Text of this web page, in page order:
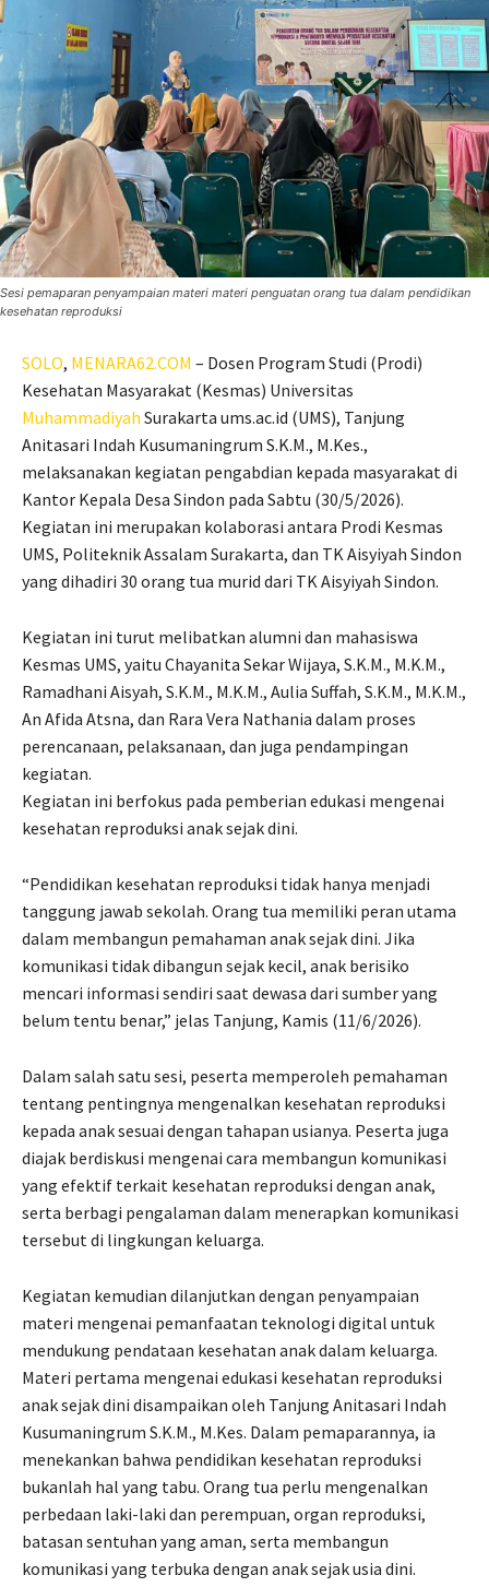
Sesi pemaparan penyampaian materi materi penguatan orang tua dalam pendidikan
kesehatan reproduksi
SOLO, MENARA62.COM – Dosen Program Studi (Prodi)
Kesehatan Masyarakat (Kesmas) Universitas
Muhammadiyah Surakarta ums.ac.id (UMS), Tanjung
Anitasari Indah Kusumaningrum S.K.M., M.Kes.,
melaksanakan kegiatan pengabdian kepada masyarakat di
Kantor Kepala Desa Sindon pada Sabtu (30/5/2026).
Kegiatan ini merupakan kolaborasi antara Prodi Kesmas
UMS, Politeknik Assalam Surakarta, dan TK Aisyiyah Sindon
yang dihadiri 30 orang tua murid dari TK Aisyiyah Sindon.
Kegiatan ini turut melibatkan alumni dan mahasiswa
Kesmas UMS, yaitu Chayanita Sekar Wijaya, S.K.M., M.K.M.,
Ramadhani Aisyah, S.K.M., M.K.M., Aulia Suffah, S.K.M., M.K.M.,
An Afida Atsna, dan Rara Vera Nathania dalam proses
perencanaan, pelaksanaan, dan juga pendampingan
kegiatan.
Kegiatan ini berfokus pada pemberian edukasi mengenai
kesehatan reproduksi anak sejak dini.
“Pendidikan kesehatan reproduksi tidak hanya menjadi
tanggung jawab sekolah. Orang tua memiliki peran utama
dalam membangun pemahaman anak sejak dini. Jika
komunikasi tidak dibangun sejak kecil, anak berisiko
mencari informasi sendiri saat dewasa dari sumber yang
belum tentu benar,” jelas Tanjung, Kamis (11/6/2026).
Dalam salah satu sesi, peserta memperoleh pemahaman
tentang pentingnya mengenalkan kesehatan reproduksi
kepada anak sesuai dengan tahapan usianya. Peserta juga
diajak berdiskusi mengenai cara membangun komunikasi
yang efektif terkait kesehatan reproduksi dengan anak,
serta berbagi pengalaman dalam menerapkan komunikasi
tersebut di lingkungan keluarga.
Kegiatan kemudian dilanjutkan dengan penyampaian
materi mengenai pemanfaatan teknologi digital untuk
mendukung pendataan kesehatan anak dalam keluarga.
Materi pertama mengenai edukasi kesehatan reproduksi
anak sejak dini disampaikan oleh Tanjung Anitasari Indah
Kusumaningrum S.K.M., M.Kes. Dalam pemaparannya, ia
menekankan bahwa pendidikan kesehatan reproduksi
bukanlah hal yang tabu. Orang tua perlu mengenalkan
perbedaan laki-laki dan perempuan, organ reproduksi,
batasan sentuhan yang aman, serta membangun
komunikasi yang terbuka dengan anak sejak usia dini.